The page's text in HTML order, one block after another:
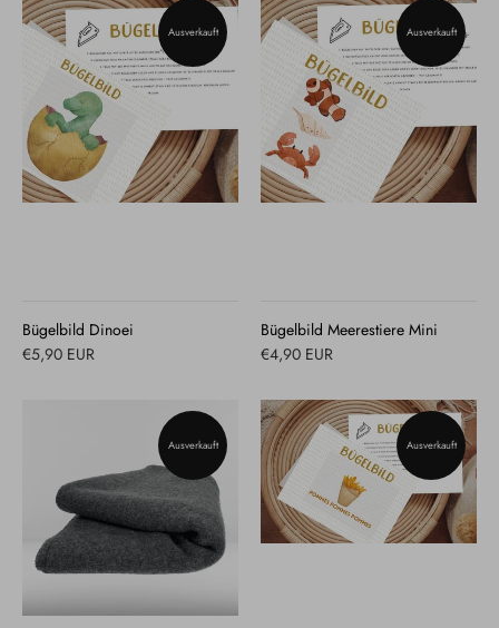
Ausverkauft
Bügelbild Dinoei
€5,90 EUR
Ausverkauft
Bügelbild Meerestiere Mini
€4,90 EUR
Ausverkauft Ausverkauft